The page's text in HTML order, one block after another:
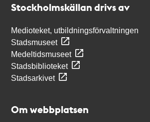
Stockholmskällan drivs av
Medioteket, utbildningsförvaltningen
Stadsmuseet
Medeltidsmuseet
Stadsbiblioteket
Stadsarkivet
Om webbplatsen